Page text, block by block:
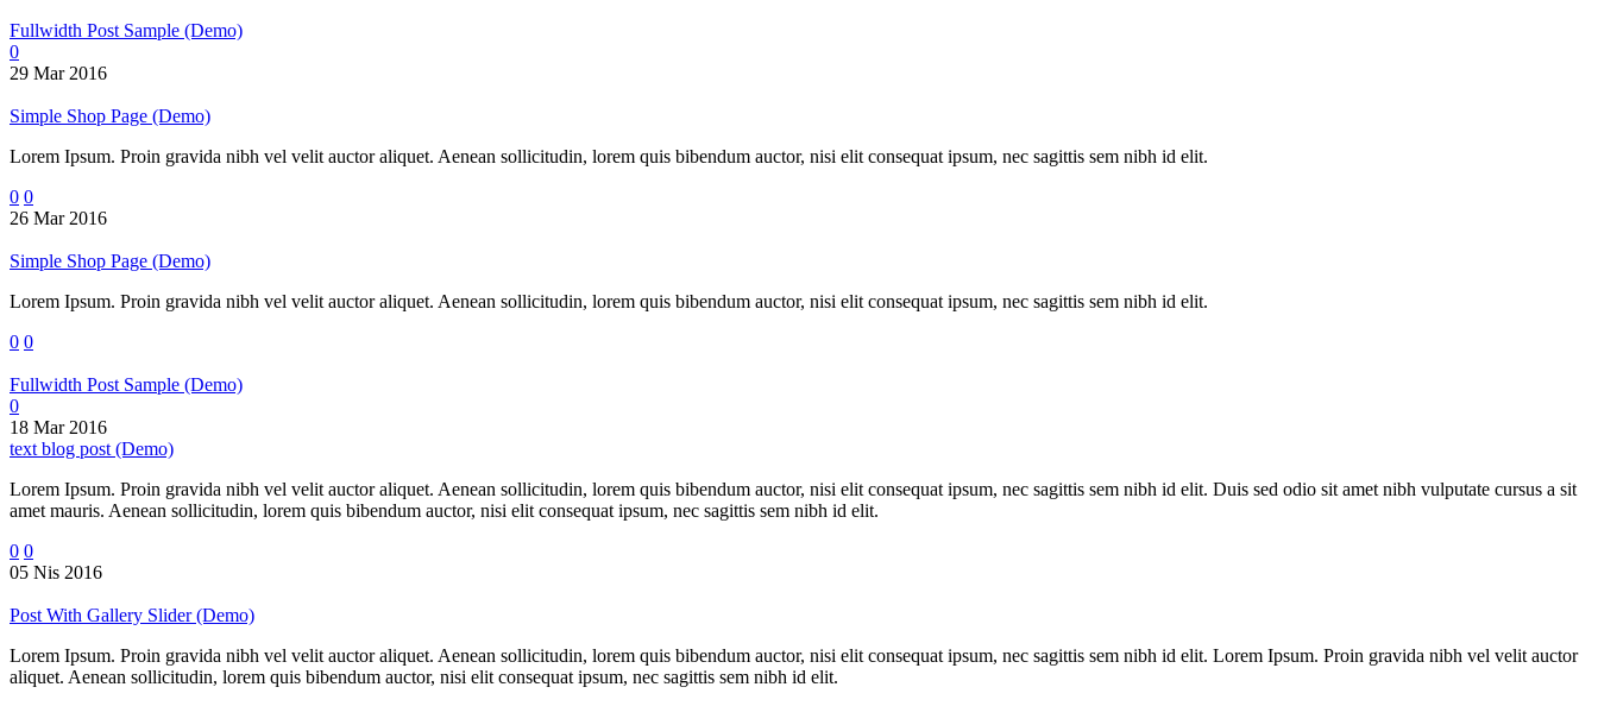
Fullwidth Post Sample (Demo)
0
29 Mar 2016
Simple Shop Page (Demo)
Lorem Ipsum. Proin gravida nibh vel velit auctor aliquet. Aenean sollicitudin, lorem quis bibendum auctor, nisi elit consequat ipsum, nec sagittis sem nibh id elit.
0 0
26 Mar 2016
Simple Shop Page (Demo)
Lorem Ipsum. Proin gravida nibh vel velit auctor aliquet. Aenean sollicitudin, lorem quis bibendum auctor, nisi elit consequat ipsum, nec sagittis sem nibh id elit.
0 0
Fullwidth Post Sample (Demo)
0
18 Mar 2016
text blog post (Demo)
Lorem Ipsum. Proin gravida nibh vel velit auctor aliquet. Aenean sollicitudin, lorem quis bibendum auctor, nisi elit consequat ipsum, nec sagittis sem nibh id elit. Duis sed odio sit amet nibh vulputate cursus a sit
amet mauris. Aenean sollicitudin, lorem quis bibendum auctor, nisi elit consequat ipsum, nec sagittis sem nibh id elit.
0 0
05 Nis 2016
Post With Gallery Slider (Demo)
Lorem Ipsum. Proin gravida nibh vel velit auctor aliquet. Aenean sollicitudin, lorem quis bibendum auctor, nisi elit consequat ipsum, nec sagittis sem nibh id elit. Lorem Ipsum. Proin gravida nibh vel velit auctor
aliquet. Aenean sollicitudin, lorem quis bibendum auctor, nisi elit consequat ipsum, nec sagittis sem nibh id elit.